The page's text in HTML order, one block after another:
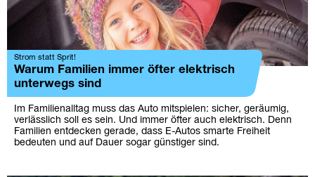
Strom statt Sprit!
Warum Familien immer öfter elektrisch
unterwegs sind
Im Familienalltag muss das Auto mitspielen: sicher, geräumig,
verlässlich soll es sein. Und immer öfter auch elektrisch. Denn
Familien entdecken gerade, dass E-Autos smarte Freiheit
bedeuten und auf Dauer sogar günstiger sind.